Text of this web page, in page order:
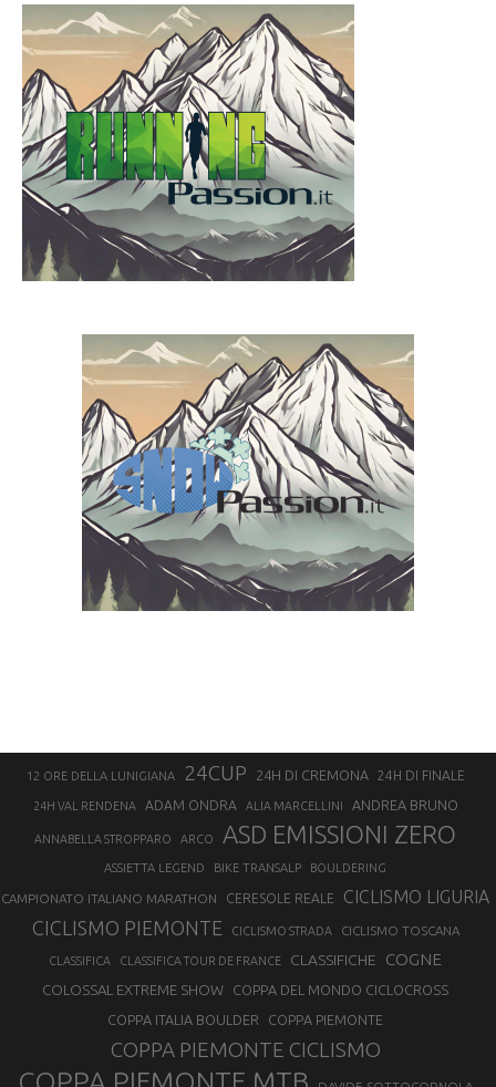
12 ORE DELLA LUNIGIANA 24CUP 24H DI CREMONA 24H DI FINALE
24H VAL RENDENA ADAM ONDRA ALIA MARCELLINI ANDREA BRUNO
ANNABELLA STROPPARO ARCO ASD EMISSIONI ZERO
ASSIETTA LEGEND BIKE TRANSALP BOULDERING
CAMPIONATO ITALIANO MARATHON CERESOLE REALE CICLISMO LIGURIA
CICLISMO PIEMONTE CICLISMO STRADA CICLISMO TOSCANA
CLASSIFICA CLASSIFICA TOUR DE FRANCE CLASSIFICHE COGNE
COLOSSAL EXTREME SHOW
COPPA DEL MONDO CICLOCROSS
COPPA ITALIA BOULDER
COPPA PIEMONTE
COPPA PIEMONTE CICLISMO